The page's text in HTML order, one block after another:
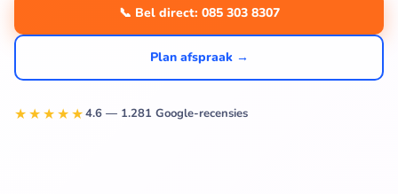
📞 Bel direct: 085 303 8307
Plan afspraak →
★★★★★4.6 — 1.281 Google-recensies